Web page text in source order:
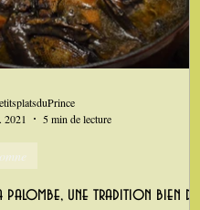
- Verrines Gâteau
i Love Tomate !
palombe, une tradition bien du
2021
5 min de lecture